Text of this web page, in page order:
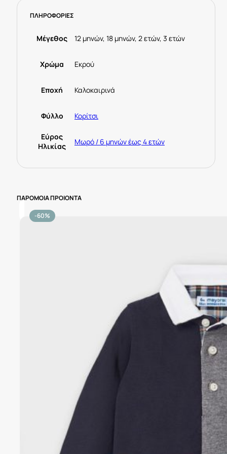
ΠΛΗΡΟΦΟΡΙΕΣ
Μέγεθος 12 μηνών, 18 μηνών, 2 ετών, 3 ετών
Χρώμα Εκρού
Εποχή Καλοκαιρινά
Φύλλο Κορίτσι
Εύρος
Ηλικίας
Μωρό / 6 μηνών έως 4 ετών
ΠΑΡΟΜΟΙΑ ΠΡΟΙΟΝΤΑ
-60%